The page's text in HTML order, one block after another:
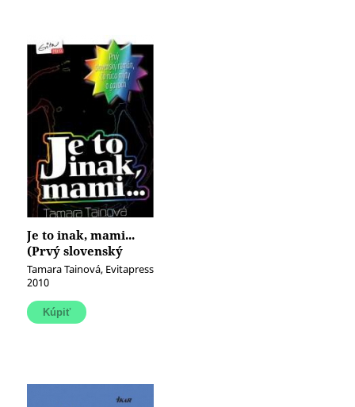
Je to inak, mami...
(Prvý slovenský
román, čo rúca mýty
o gayoch)
Tamara Tainová, Evitapress
2010